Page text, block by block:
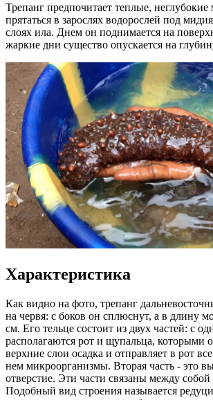
Трепанг предпочитает теплые, неглубокие
прятаться в зарослях водорослей под
слоях ила. Днем он поднимается на
жаркие дни существо опускается на
Характеристика
Как видно на фото, трепанг
на червя: с боков он сплюснут, а в длину
см. Его тельце состоит из двух частей: с
располагаются рот и щупальца, которыми
верхние слои осадка и отправляет в рот
нем микроорганизмы. Вторая часть - это
отверстие. Эти части связаны между
Подобный вид строения называется